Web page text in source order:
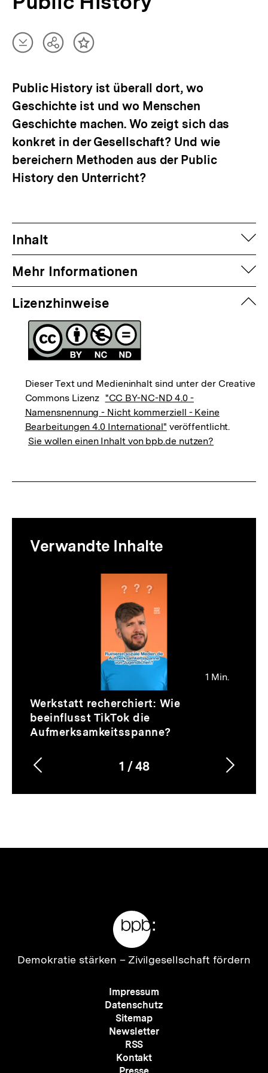
Artikel
herunterladen
TeilenInhalt
Public History ist überall dort, wo
Geschichte ist und wo Menschen
Geschichte machen. Wo zeigt sich das
konkret in der Gesellschaft? Und wie
bereichern Methoden aus der Public
History den Unterricht?
Inhalt
Mehr Informationen
Lizenzhinweise
Dieser Text und Medieninhalt sind unter der Creative
Commons Lizenz "CC BY-NC-ND 4.0 -
Namensnennung - Nicht kommerziell - Keine
Bearbeitungen 4.0 International" veröffentlicht.
Sie wollen einen Inhalt von bpb.de nutzen?
zur
Thematik
Verwandte Inhalte
1 Min.
Video
Dauer
1
Min.
Werkstatt recherchiert: Wie
beeinflusst TikTok die
Aufmerksamkeitsspanne?
Karussellinhalt
1
von
/48
Vorherigen
Inhalt
Inhalt
Zur
Demokratie stärken – Zivilgesellschaft fördern
Meta-
Navigation
Impressum
Datenschutz
Sitemap
Newsletter
RSS
Kontakt